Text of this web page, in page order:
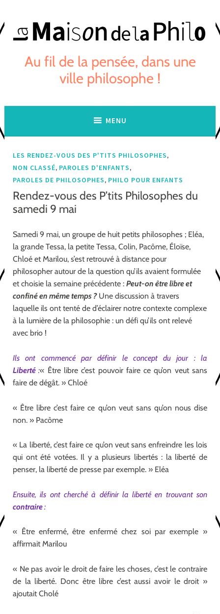
content
Au fil de la pensée, dans une
ville philosophe !
MENU
LES RENDEZ-VOUS DES P'TITS PHILOSOPHES,
NON CLASSÉ, PAROLES D'ENFANTS,
PAROLES DE PHILOSOPHES, PHILO POUR ENFANTS
Rendez-vous des P’tits Philosophes du
samedi 9 mai
Samedi 9 mai, un groupe de huit petits philosophes ; Eléa,
la grande Tessa, la petite Tessa, Colin, Pacôme, Éloïse,
Chloé et Marilou, s’est retrouvé à distance pour
philosopher autour de la question qu’ils avaient formulée
et choisie la semaine précédente :Peut-on être libre et
confiné en même temps ? Une discussion à travers
laquelle ils ont tenté de d’éclairer notre contexte complexe
à la lumière de la philosophie : un défi qu’ils ont relevé
avec brio !
Ils ont commencé par définir le concept du jour : la
Liberté :« Être libre c’est pouvoir faire ce qu’on veut sans
faire de dégât. » Chloé
« Être libre c’est faire ce qu’on veut sans qu’on nous dise
non. » Pacôme
« La liberté, c’est faire ce qu’on veut sans enfreindre les lois
qui ont été votées. Il y a plusieurs libertés : la liberté de
penser, la liberté de presse par exemple. » Eléa
Ensuite, ils ont cherché à définir la liberté en trouvant son
contraire:
« Être enfermé, être enfermé chez soi par exemple »
affirmait Marilou
« Ne pas avoir le droit de faire les choses, c’est le contraire
de la liberté. Donc être libre c’est aussi avoir le droit »
ajoutait Cholé